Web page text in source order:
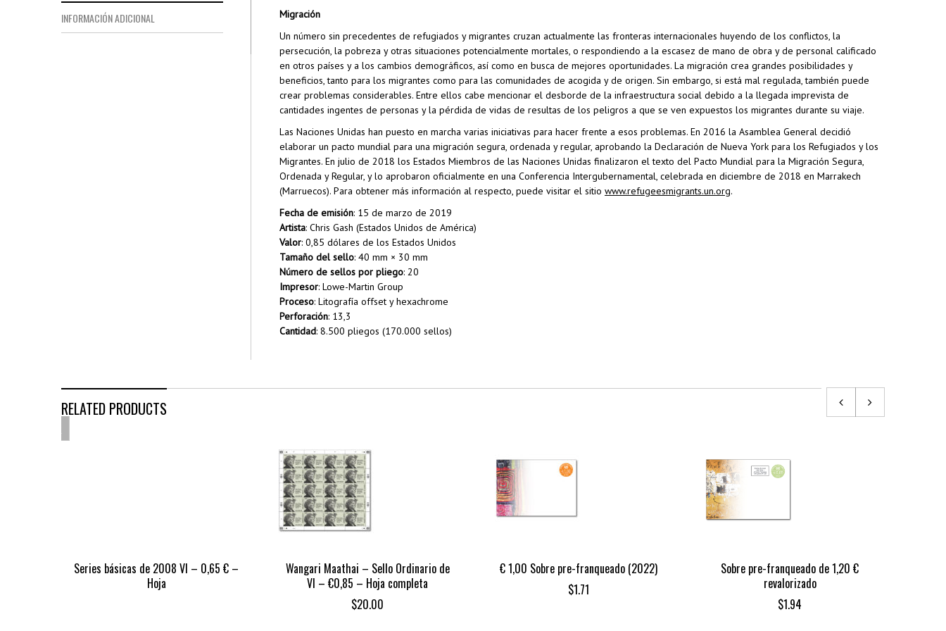
INFORMACIÓN ADICIONAL
Migración
Un número sin precedentes de refugiados y migrantes cruzan actualmente las fronteras internacionales huyendo de los conflictos, la
persecución, la pobreza y otras situaciones potencialmente mortales, o respondiendo a la escasez de mano de obra y de personal calificado
en otros países y a los cambios demográficos, así como en busca de mejores oportunidades. La migración crea grandes posibilidades y
beneficios, tanto para los migrantes como para las comunidades de acogida y de origen. Sin embargo, si está mal regulada, también puede
crear problemas considerables. Entre ellos cabe mencionar el desborde de la infraestructura social debido a la llegada imprevista de
cantidades ingentes de personas y la pérdida de vidas de resultas de los peligros a que se ven expuestos los migrantes durante su viaje.
Las Naciones Unidas han puesto en marcha varias iniciativas para hacer frente a esos problemas. En 2016 la Asamblea General decidió
elaborar un pacto mundial para una migración segura, ordenada y regular, aprobando la Declaración de Nueva York para los Refugiados y los
Migrantes. En julio de 2018 los Estados Miembros de las Naciones Unidas finalizaron el texto del Pacto Mundial para la Migración Segura,
Ordenada y Regular, y lo aprobaron oficialmente en una Conferencia Intergubernamental, celebrada en diciembre de 2018 en Marrakech
(Marruecos). Para obtener más información al respecto, puede visitar el sitio www.refugeesmigrants.un.org.
Fecha de emisión: 15 de marzo de 2019
Artista: Chris Gash (Estados Unidos de América)
Valor: 0,85 dólares de los Estados Unidos
Tamaño del sello: 40 mm × 30 mm
Número de sellos por pliego: 20
Impresor: Lowe-Martin Group
Proceso: Litografía offset y hexachrome
Perforación: 13,3
Cantidad: 8.500 pliegos (170.000 sellos)
RELATED PRODUCTS
Series básicas de 2008 VI – 0,65 € –
Hoja
Wangari Maathai – Sello Ordinario de
VI – €0,85 – Hoja completa
$20.00
€ 1,00 Sobre pre-franqueado (2022)
$1.71
Sobre pre-franqueado de 1,20 €
revalorizado
$1.94